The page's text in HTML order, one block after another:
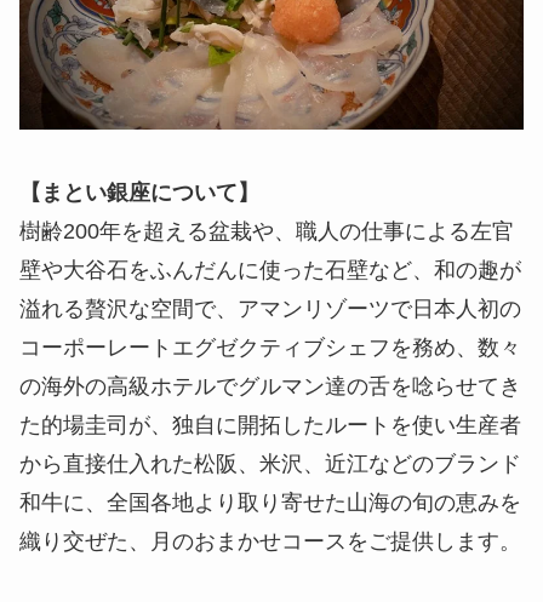
【まとい銀座について】
樹齢200年を超える盆栽や、職人の仕事による左官
壁や大谷石をふんだんに使った石壁など、和の趣が
溢れる贅沢な空間で、アマンリゾーツで日本人初の
コーポーレートエグゼクティブシェフを務め、数々
の海外の高級ホテルでグルマン達の舌を唸らせてき
た的場圭司が、独自に開拓したルートを使い生産者
から直接仕入れた松阪、米沢、近江などのブランド
和牛に、全国各地より取り寄せた山海の旬の恵みを
織り交ぜた、月のおまかせコースをご提供します。